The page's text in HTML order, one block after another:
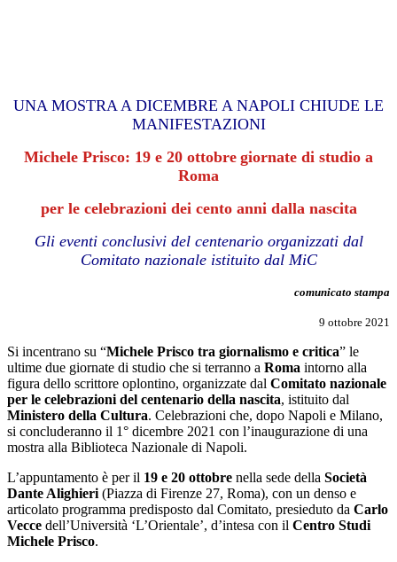
UNA MOSTRA A DICEMBRE A NAPOLI CHIUDE LE
MANIFESTAZIONI
Michele Prisco: 19 e 20 ottobre giornate di studio a
Roma
per le celebrazioni dei cento anni dalla nascita
Gli eventi conclusivi del centenario organizzati dal
Comitato nazionale istituito dal MiC
comunicato stampa
9 ottobre 2021
Si incentrano su “Michele Prisco tra giornalismo e critica” le
ultime due giornate di studio che si terranno a Roma intorno alla
figura dello scrittore oplontino, organizzate dal Comitato nazionale
per le celebrazioni del centenario della nascita, istituito dal
Ministero della Cultura. Celebrazioni che, dopo Napoli e Milano,
si concluderanno il 1° dicembre 2021 con l’inaugurazione di una
mostra alla Biblioteca Nazionale di Napoli.
L’appuntamento è per il 19 e 20 ottobre nella sede della Società
Dante Alighieri (Piazza di Firenze 27, Roma), con un denso e
articolato programma predisposto dal Comitato, presieduto da Carlo
Vecce dell’Università ‘L’Orientale’, d’intesa con il Centro Studi
Michele Prisco.